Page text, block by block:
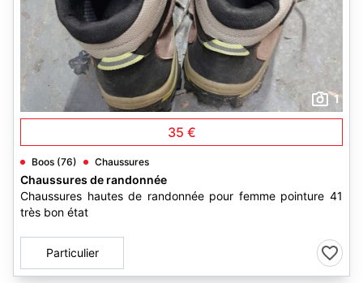
1
35 €
Boos (76) Chaussures
Chaussures de randonnée
Chaussures hautes de randonnée pour femme pointure 41
très bon état
Particulier